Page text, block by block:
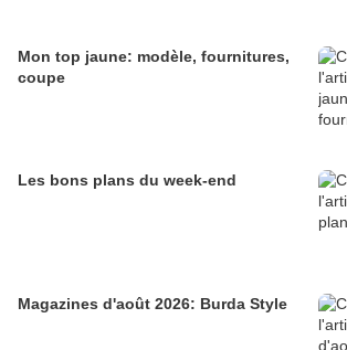
Mon top jaune: modèle, fournitures,
coupe
Les bons plans du week-end
Magazines d'août 2026: Burda Style